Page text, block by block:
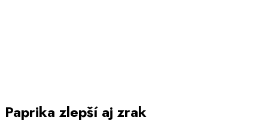
Paprika zlepší aj zrak